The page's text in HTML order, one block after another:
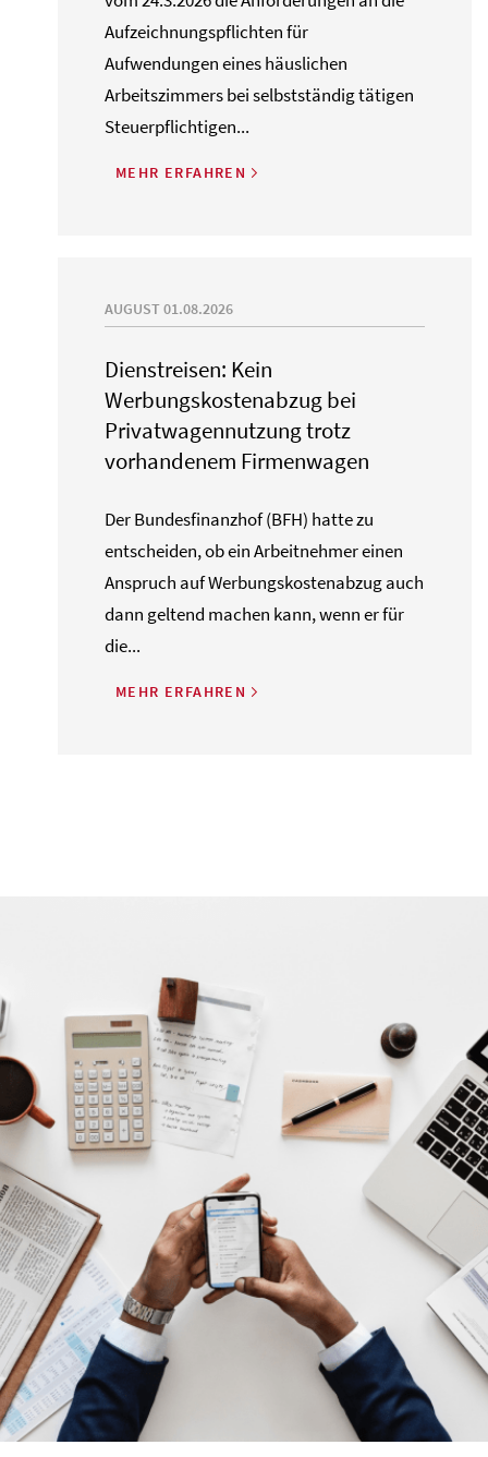
Aufzeichnungspflichten für
Aufwendungen eines häuslichen
Arbeitszimmers bei selbstständig tätigen
Steuerpflichtigen...
MEHR ERFAHREN
AUGUST 01.08.2026
Dienstreisen: Kein
Werbungskostenabzug bei
Privatwagennutzung trotz
vorhandenem Firmenwagen
Der Bundesfinanzhof (BFH) hatte zu
entscheiden, ob ein Arbeitnehmer einen
Anspruch auf Werbungskostenabzug auch
dann geltend machen kann, wenn er für
die...
MEHR ERFAHREN